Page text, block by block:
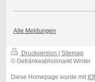
Alle Meldungen
Druckversion
Sitemap
© Getränkeabholmarkt Winter
Diese Homepage wurde mit